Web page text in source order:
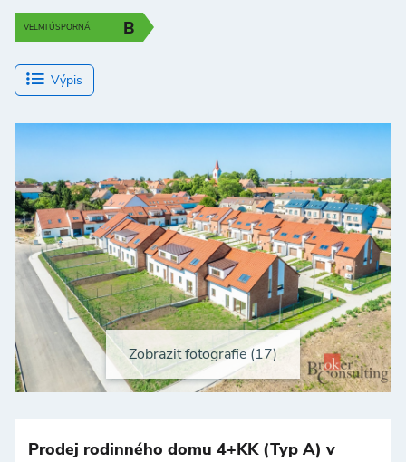
B
VELMI ÚSPORNÁ
Výpis
−
Zobrazit fotografie (17)
Prodej rodinného domu 4+KK (Typ A) v